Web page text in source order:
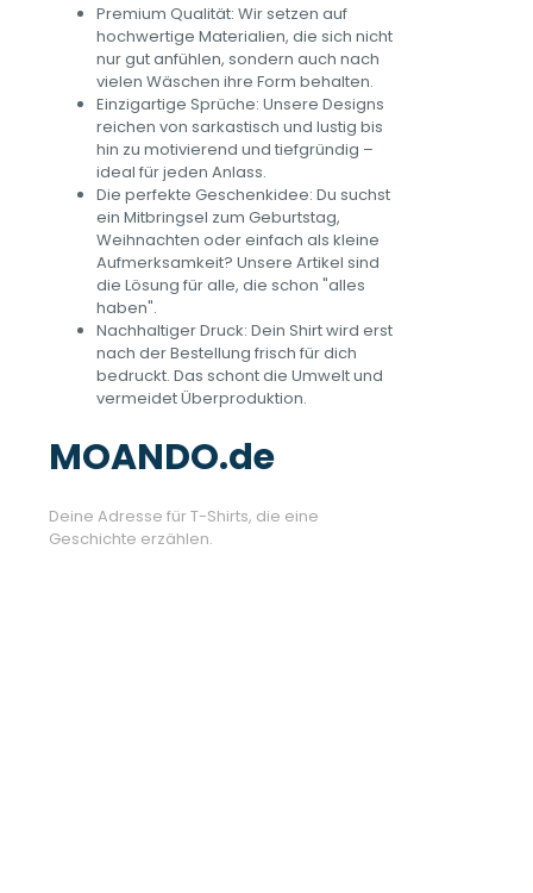
Premium Qualität: Wir setzen auf
hochwertige Materialien, die sich nicht
nur gut anfühlen, sondern auch nach
vielen Wäschen ihre Form behalten.
Einzigartige Sprüche: Unsere Designs
reichen von sarkastisch und lustig bis
hin zu motivierend und tiefgründig –
ideal für jeden Anlass.
Die perfekte Geschenkidee: Du suchst
ein Mitbringsel zum Geburtstag,
Weihnachten oder einfach als kleine
Aufmerksamkeit? Unsere Artikel sind
die Lösung für alle, die schon "alles
haben".
Nachhaltiger Druck: Dein Shirt wird erst
nach der Bestellung frisch für dich
bedruckt. Das schont die Umwelt und
vermeidet Überproduktion.
MOANDO.de
Deine Adresse für T-Shirts, die eine
Geschichte erzählen.